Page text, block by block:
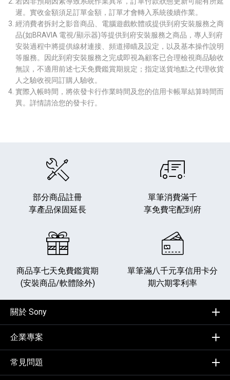
遲。實收金額須足訂單金額，訂單才會轉入系統後續作業。
經消費者拆封之影音商品、電腦遊戲軟體或提供到府安裝服務之商
品(如BRAVIA 電視/顯示器)等提供到府安裝服務之商品，專人到府
安裝過程中將提供線材連接、頻道掃瞄及設定，以及基本操作說明
等服務。因此到府安裝服務之完成即視為顧客已合理檢視商品驗收
無誤，不適用前述七天免費鑑賞期規定；指定送貨地點之代理收貨
人之驗收視同訂購人驗收。
實際入帳時間，將依發卡行作業時間及您的信用卡帳單結算時間而
異。詳情請洽您的發卡行。
部分商品註冊
享產品保固延長
單筆消費滿千
享免費宅配到府
商品享七天免費鑑賞期
(安裝商品/軟體除外)
單筆滿八千元享信用卡分
期六期零利率
關於 Sony
企業專案
常見問題